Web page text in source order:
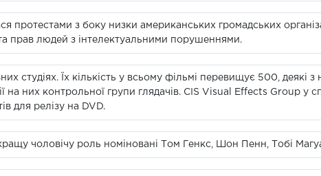
протестами з боку низки американських громадських
прав людей з інтелектуальними порушеннями.
студіях. Їх кількість у всьому фільмі перевищує 500, деякі
на них контрольної групи глядачів. CIS Visual Effects Group у
для релізу на DVD.
чоловічу роль номіновані Том Генкс, Шон Пенн, Тобі